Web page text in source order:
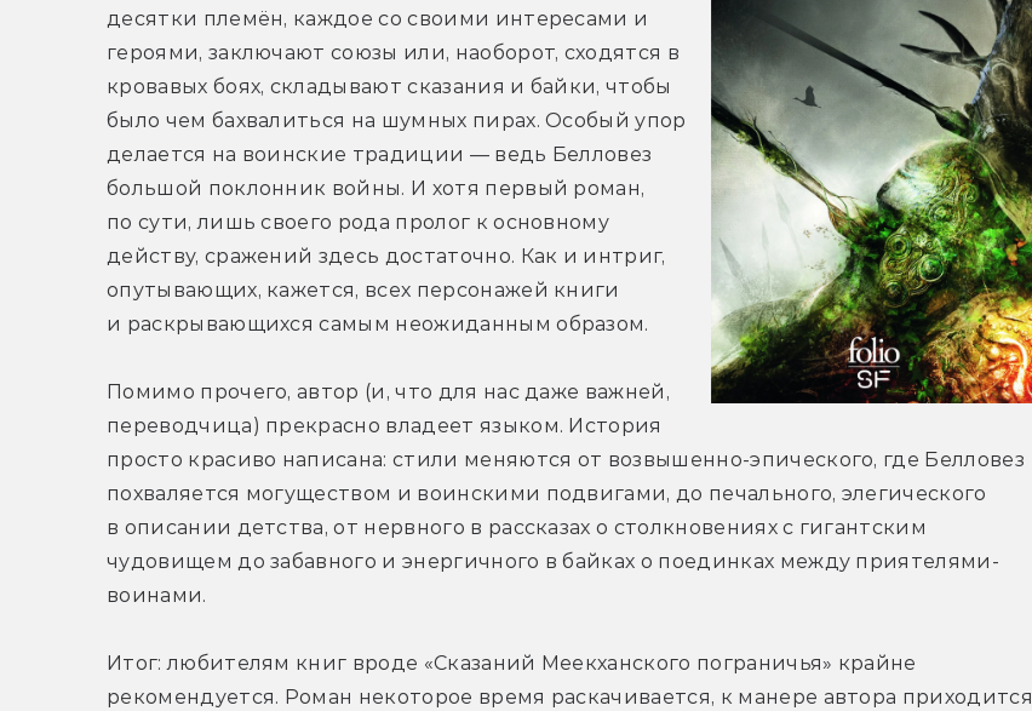
десятки племён, каждое со своими интересами и
героями, заключают союзы или, наоборот, сходятся в
кровавых боях, складывают сказания и байки, чтобы
было чем бахвалиться на шумных пирах. Особый упор
делается на воинские традиции — ведь Белловез
большой поклонник войны. И хотя первый роман,
по сути, лишь своего рода пролог к основному
действу, сражений здесь достаточно. Как и интриг,
опутывающих, кажется, всех персонажей книги
и раскрывающихся самым неожиданным образом.
Помимо прочего, автор (и, что для нас даже важней,
переводчица) прекрасно владеет языком. История
просто красиво написана: стили меняются от возвышенно-эпического, где Белловез
похваляется могуществом и воинскими подвигами, до печального, элегического
в описании детства, от нервного в рассказах о столкновениях с гигантским
чудовищем до забавного и энергичного в байках о поединках между приятелями-
воинами.
Итог: любителям книг вроде «Сказаний Меекханского пограничья» крайне
рекомендуется. Роман некоторое время раскачивается, к манере автора приходится